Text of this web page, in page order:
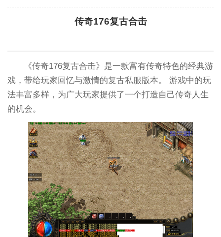
传奇176复古合击
《传奇176复古合击》是一款富有传奇特色的经典游
戏，带给玩家回忆与激情的复古私服版本。 游戏中的玩
法丰富多样，为广大玩家提供了一个打造自己传奇人生
的机会。